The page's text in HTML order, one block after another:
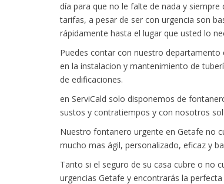
día para que no le falte de nada y
tarifas, a pesar de ser con urgencia son
rápidamente hasta el lugar que usted lo
Puedes contar con nuestro
en la instalacion y mantenimiento de
de edificaciones.
en ServiCald solo disponemos de
sustos y contratiempos y con nosotros
Nuestro fontanero urgente en Getafe no
mucho mas ágil, personalizado, eficaz y
Tanto si el seguro de su casa cubre o no
urgencias Getafe y encontrarás la